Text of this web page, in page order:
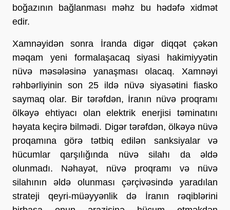
boğazının bağlanması məhz bu hədəfə xidmət
edir.
Xamnəyidən sonra İranda digər diqqət çəkən
məqam yeni formalaşacaq siyasi hakimiyyətin
nüvə məsələsinə yanaşması olacaq. Xamnəyi
rəhbərliyinin son 25 ildə nüvə siyasətini fiasko
saymaq olar. Bir tərəfdən, İranın nüvə proqramı
ölkəyə ehtiyacı olan elektrik enerjisi təminatını
həyata keçirə bilmədi. Digər tərəfdən, ölkəyə nüvə
proqamına görə tətbiq edilən sanksiyalar və
hücumlar qarşılığında nüvə silahı da əldə
olunmadı. Nəhayət, nüvə proqramı və nüvə
silahının əldə olunması çərçivəsində yaradılan
strateji qeyri-müəyyənlik də İranın rəqiblərini